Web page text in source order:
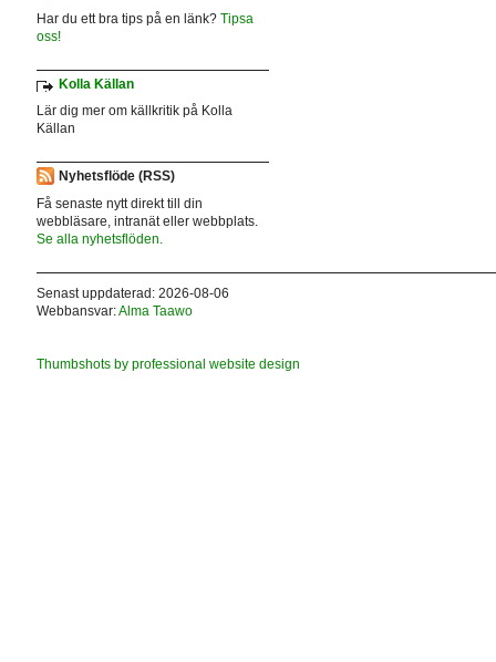
Har du ett bra tips på en länk? Tipsa
oss!
Kolla Källan
Lär dig mer om källkritik på Kolla
Källan
Nyhetsflöde (RSS)
Få senaste nytt direkt till din
webbläsare, intranät eller webbplats.
Se alla nyhetsflöden.
Senast uppdaterad: 2026-08-06
Webbansvar:Alma Taawo
Thumbshots by professional website design